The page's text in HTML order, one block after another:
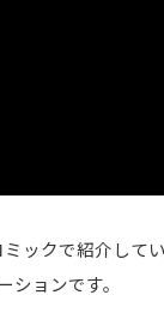
ックで紹介して
ョンです。